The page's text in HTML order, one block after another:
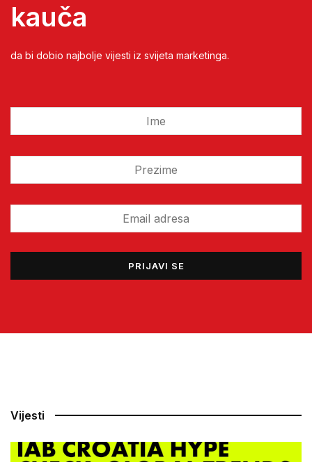
kauča
da bi dobio najbolje vijesti iz svijeta marketinga.
Vijesti